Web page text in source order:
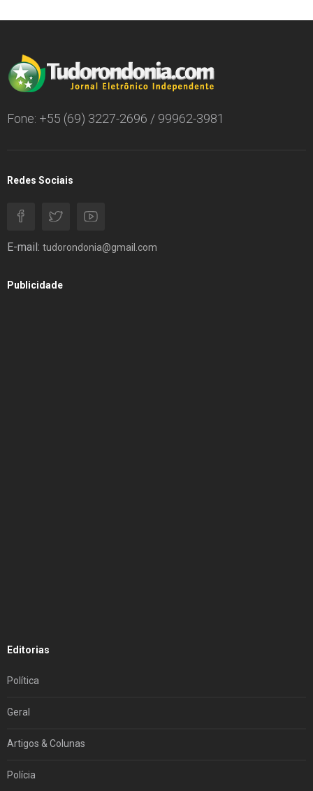
Fone: +55 (69) 3227-2696 / 99962-3981
Redes Sociais
E-mail: tudorondonia@gmail.com
Publicidade
Editorias
Política
Geral
Artigos & Colunas
Polícia